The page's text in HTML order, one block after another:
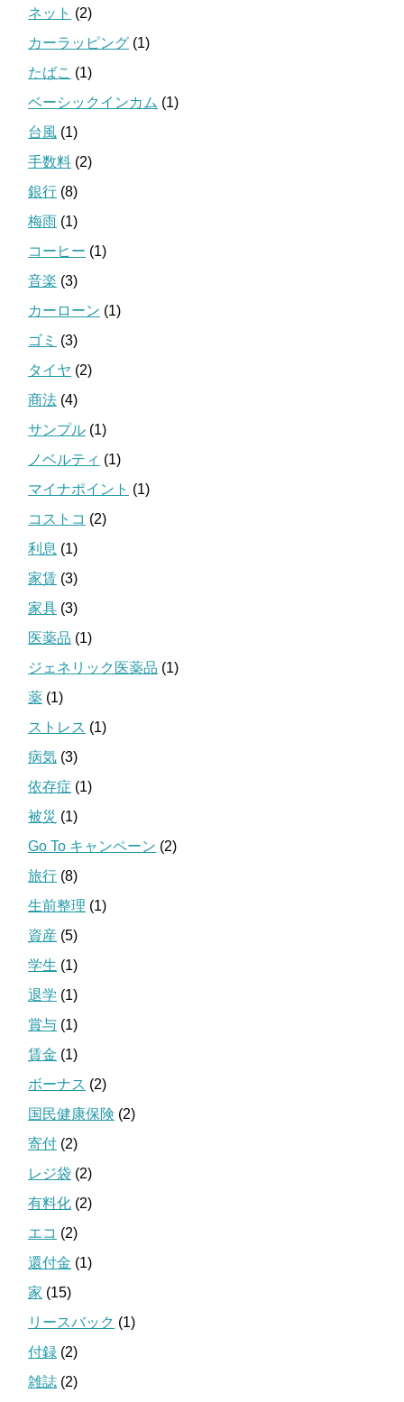
ネット (2)
カーラッピング (1)
たばこ (1)
ベーシックインカム (1)
台風 (1)
手数料 (2)
銀行 (8)
梅雨 (1)
コーヒー (1)
音楽 (3)
カーローン (1)
ゴミ (3)
タイヤ (2)
商法 (4)
サンプル (1)
ノベルティ (1)
マイナポイント (1)
コストコ (2)
利息 (1)
家賃 (3)
家具 (3)
医薬品 (1)
ジェネリック医薬品 (1)
薬 (1)
ストレス (1)
病気 (3)
依存症 (1)
被災 (1)
Go To キャンペーン (2)
旅行 (8)
生前整理 (1)
資産 (5)
学生 (1)
退学 (1)
賞与 (1)
賃金 (1)
ボーナス (2)
国民健康保険 (2)
寄付 (2)
レジ袋 (2)
有料化 (2)
エコ (2)
還付金 (1)
家 (15)
リースバック (1)
付録 (2)
雑誌 (2)